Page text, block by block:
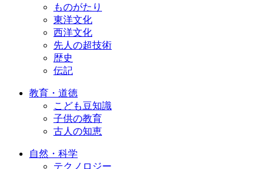
ものがたり
東洋文化
西洋文化
先人の超技術
歴史
伝記
教育・道徳
こども豆知識
子供の教育
古人の知恵
自然・科学
テクノロジー